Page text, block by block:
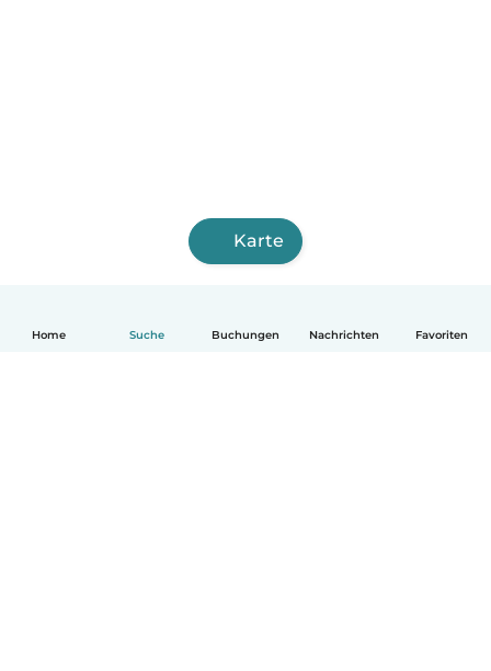
Home Suche Buchungen Nachrichten Favoriten
Karte